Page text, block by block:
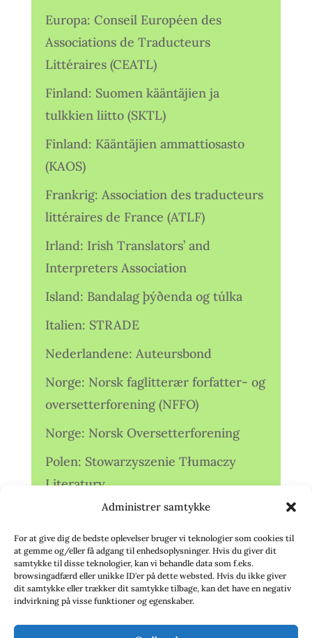
Administrer samtykke
For at give dig de bedste oplevelser bruger vi teknologier som cookies til
at gemme og/eller få adgang til enhedsoplysninger. Hvis du giver dit
samtykke til disse teknologier, kan vi behandle data som f.eks.
browsingadfærd eller unikke ID'er på dette websted. Hvis du ikke giver
dit samtykke eller trækker dit samtykke tilbage, kan det have en negativ
indvirkning på visse funktioner og egenskaber.
Europa: Conseil Européen des
Associations de Traducteurs
Littéraires (CEATL)
Finland: Suomen kääntäjien ja
tulkkien liitto (SKTL)
Finland: Kääntäjien ammattiosasto
(KAOS)
Frankrig: Association des traducteurs
littéraires de France (ATLF)
Irland: Irish Translators’ and
Interpreters Association
Island: Bandalag þýðenda og túlka
Italien: STRADE
Nederlandene: Auteursbond
Norge: Norsk faglitterær forfatter- og
oversetterforening (NFFO)
Norge: Norsk Oversetterforening
Polen: Stowarzyszenie Tłumaczy
Literatury
Storbritannien: Translators
Association (TA)
Sverige: Översättarsektionen (Ö.)
Sverige: Översättarcentrum (ÖC)